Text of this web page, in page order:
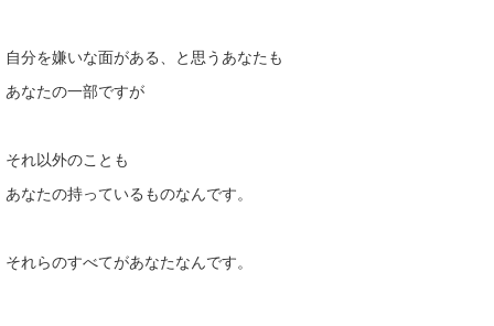
自分を嫌いな面がある、と思うあなたも
あなたの一部ですが
それ以外のことも
あなたの持っているものなんです。
それらのすべてがあなたなんです。